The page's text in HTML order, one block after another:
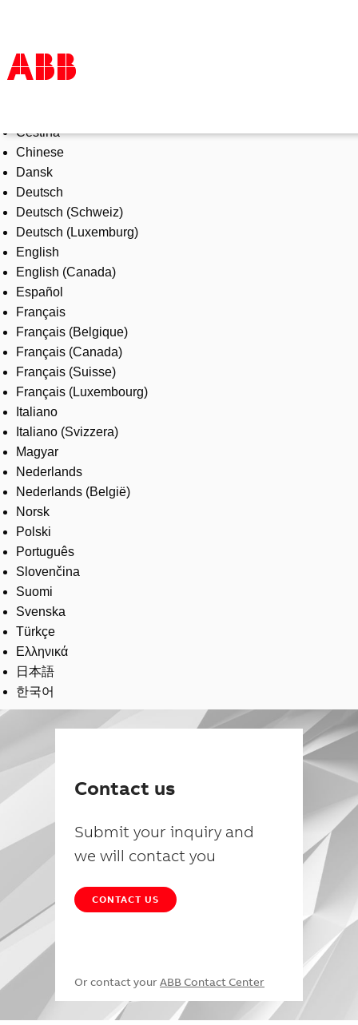
Products & Solutions
Industries
Services
About us
Where to buy
Contact us
Careers
Čeština
Chinese
Dansk
Deutsch
Deutsch (Schweiz)
Deutsch (Luxemburg)
English
English (Canada)
Español
Français
Français (Belgique)
Français (Canada)
Français (Suisse)
Français (Luxembourg)
Italiano
Italiano (Svizzera)
Magyar
Nederlands
Nederlands (België)
Norsk
Polski
Português
Slovenčina
Suomi
Svenska
Türkçe
Ελληνικά
日本語
한국어
Contact us
Submit your inquiry and
we will contact you
CONTACT US
Or contact your ABB Contact Center